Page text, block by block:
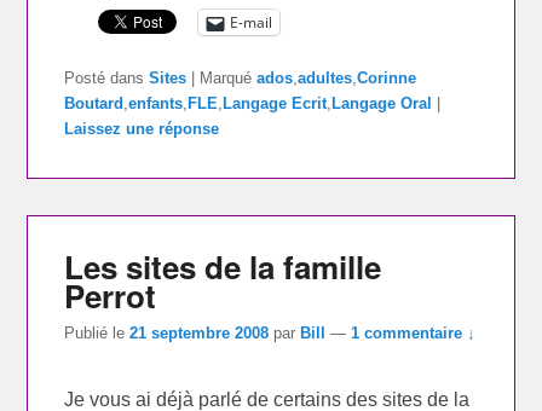
E-mail
Posté dans Sites Marqué ados,adultes,Corinne
Boutard ,enfants, FLE, Langage Ecrit, Langage Oral
Laissez une réponse
Les sites de la famille
Perrot
Publié le21 septembre 2008 par Bill —1 commentaire ↓
Je vous ai déjà parlé de certains des sites de la